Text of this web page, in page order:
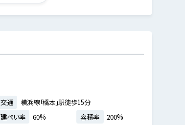
交通
横浜線「橋本」駅徒歩15分
建ぺい率 60% 容積率 200%